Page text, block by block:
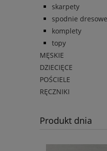
skarpety
spodnie
komplety
topy
MĘSKIE
DZIECIĘCE
POŚCIELE
RĘCZNIKI
Produkt dnia